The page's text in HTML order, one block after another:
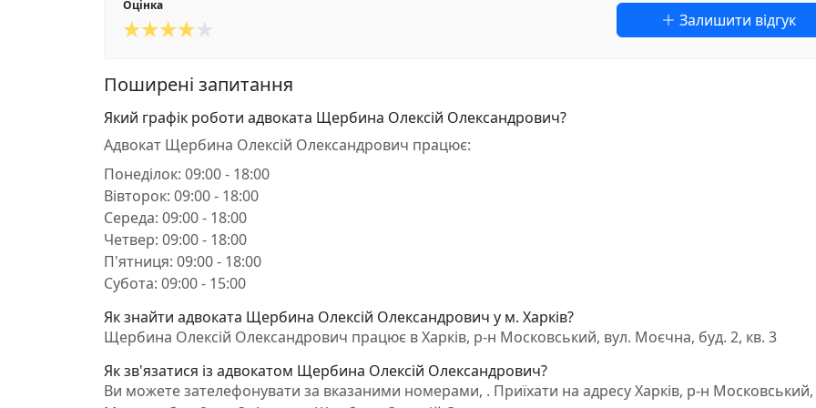
Оцінка
Залишити відгук
Поширені запитання
Який графік роботи адвоката Щербина Олексій Олександрович?
Адвокат Щербина Олексій Олександрович працює:
Понеділок: 09:00 - 18:00
Вівторок: 09:00 - 18:00
Середа: 09:00 - 18:00
Четвер: 09:00 - 18:00
П'ятниця: 09:00 - 18:00
Субота: 09:00 - 15:00
Як знайти адвоката Щербина Олексій Олександрович у м. Харків?
Щербина Олексій Олександрович працює в Харків, р-н Московський, вул. Моєчна, буд. 2, кв. 3
Як зв'язатися із адвокатом Щербина Олексій Олександрович?
Ви можете зателефонувати за вказаними номерами, . Приїхати на адресу Харків, р-н Московський,